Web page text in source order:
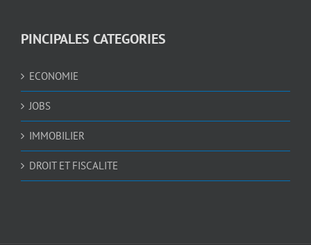
PINCIPALES CATEGORIES
ECONOMIE
JOBS
IMMOBILIER
DROIT ET FISCALITE